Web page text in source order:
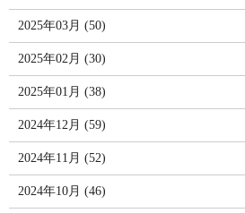
2025年03月 (50)
2025年02月 (30)
2025年01月 (38)
2024年12月 (59)
2024年11月 (52)
2024年10月 (46)